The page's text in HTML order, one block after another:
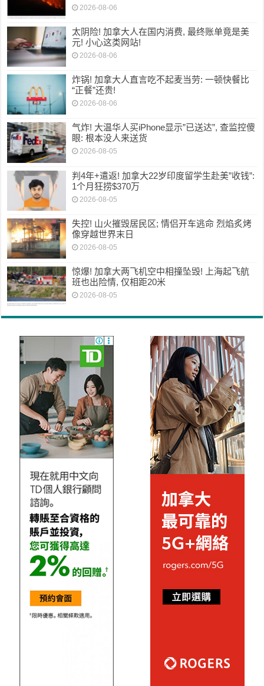
2026-08-06
太阴险! 加拿大人在国内消费, 最终账单竟是美
元! 小心这类网站!
2026-08-06
炸锅! 加拿大人直言吃不起麦当劳: 一顿快餐比
“正餐”还贵!
2026-08-06
气炸! 大温华人买iPhone显示”已送达”, 查监控傻
眼: 根本没人来送货
2026-08-05
判4年+遣返! 加拿大22岁印度留学生赴美”收钱”:
1个月狂捞$370万
2026-08-05
失控! 山火摧毁居民区; 情侣开车逃命 烈焰炙烤
像穿越世界末日
2026-08-05
惊爆! 加拿大两飞机空中相撞坠毁! 上海起飞航
班也出险情, 仅相距20米
2026-08-05